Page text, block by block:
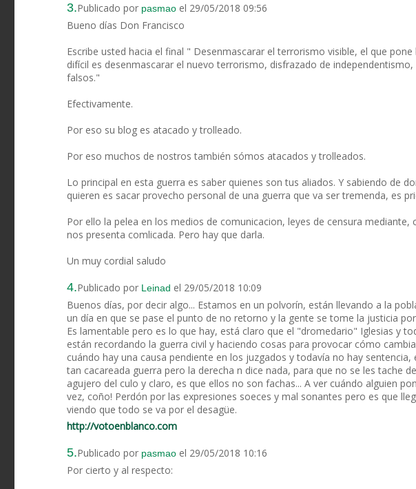
3.Publicado por pasmao el 29/05/2018 09:56
Bueno días Don Francisco
Escribe usted hacia el final " Desenmascarar el terrorismo visible, el que
difícil es desenmascarar el nuevo terrorismo, disfrazado de
falsos."
Efectivamente.
Por eso su blog es atacado y trolleado.
Por eso muchos de nostros también sómos atacados y trolleados.
Lo principal en esta guerra es saber quienes son tus aliados. Y sabiendo de
quieren es sacar provecho personal de una guerra que va ser tremenda, es
Por ello la pelea en los medios de comunicacion, leyes de censura mediante,
nos presenta comlicada. Pero hay que darla.
Un muy cordial saludo
4.Publicado por Leinad el 29/05/2018 10:09
Buenos días, por decir algo... Estamos en un polvorín, están llevando a la
un día en que se pase el punto de no retorno y la gente se tome la justicia
Es lamentable pero es lo que hay, está claro que el "dromedario" Iglesias y
están recordando la guerra civil y haciendo cosas para provocar cómo
cuándo hay una causa pendiente en los juzgados y todavía no hay
tan cacareada guerra pero la derecha n dice nada, para que no se les tache
agujero del culo y claro, es que ellos no son fachas... A ver cuándo alguien
vez, coño! Perdón por las expresiones soeces y mal sonantes pero es que
viendo que todo se va por el desagüe.
http://votoenblanco.com
5.Publicado por pasmao el 29/05/2018 10:16
Por cierto y al respecto: